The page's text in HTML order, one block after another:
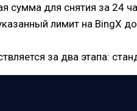
сумма для снятия за 24
лимит на BingX
за два этапа: